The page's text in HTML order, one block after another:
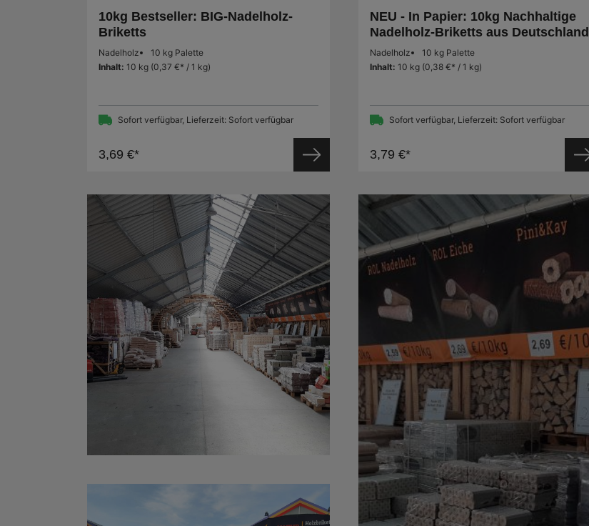
10kg Bestseller: BIG-Nadelholz-
Briketts
Nadelholz
10 kg Palette
Inhalt: 10 kg (0,37 €* / 1 kg)
Sofort verfügbar, Lieferzeit: Sofort verfügbar
3,69 €*
NEU - In Papier: 10kg Nachhaltige
Nadelholz-Briketts aus Deutschland
Nadelholz
10 kg Palette
Inhalt: 10 kg (0,38 €* / 1 kg)
Sofort verfügbar, Lieferzeit: Sofort verfügbar
3,79 €*